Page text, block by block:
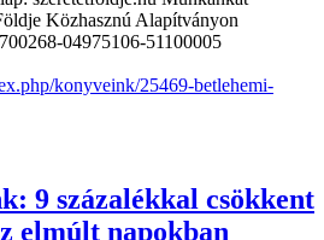
Közhasznú Alapítványon
04975106-51100005
konyveink/25469-betlehemi-
9 százalékkal csökkent
elmúlt napokban